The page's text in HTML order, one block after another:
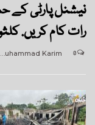
نیشنل پارٹی کے
رات کام کریں.
Muhammad Karim